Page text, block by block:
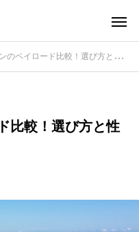
イロード比較！選び方と性能を徹底解説
比較！選び方と性